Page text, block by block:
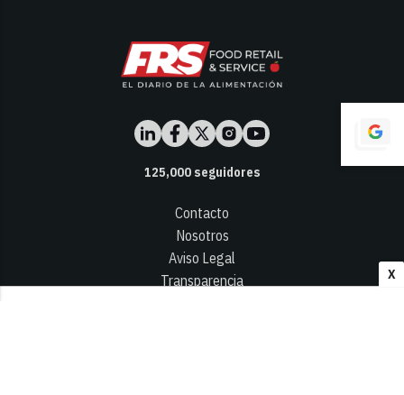
X
125,000seguidores
Contacto
Nosotros
Aviso Legal
Transparencia